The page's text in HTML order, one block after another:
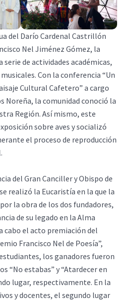
del Darío Cardenal Castrillón
Nel Jiménez Gómez, la
serie de actividades académicas,
Con la conferencia “Un
Cultural Cafetero” a cargo
Noreña, la comunidad conoció la
Región. Así mismo, este
sobre aves y socializó
el proceso de reproducción
del Gran Canciller y Obispo de
realizó la Eucaristía en la que la
la obra de los dos fundadores,
de su legado en la Alma
cabo el acto premiación del
Francisco Nel de Poesía”,
los ganadores fueron
“No estabas” y “Atardecer en
lugar, respectivamente. En la
y docentes, el segundo lugar